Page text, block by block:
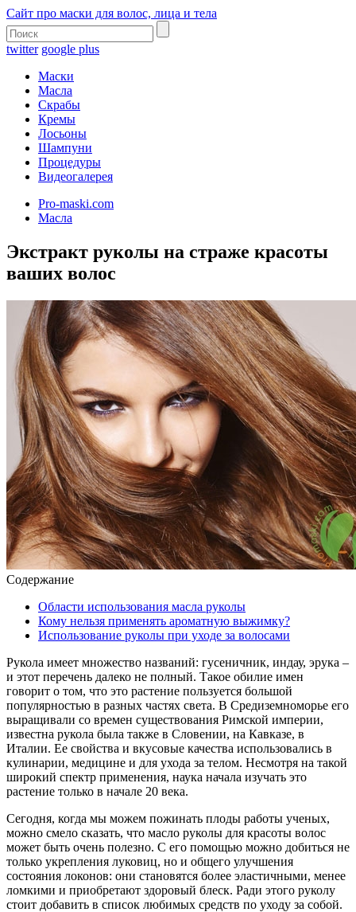
Сайт про маски для волос, лица и тела
twitter google plus
Маски
Масла
Скрабы
Кремы
Лосьоны
Шампуни
Процедуры
Видеогалерея
Pro-maski.com
Масла
Экстракт руколы на страже красоты
ваших волос
Содержание
Области использования масла руколы
Кому нельзя применять ароматную выжимку?
Использование руколы при уходе за волосами
Рукола имеет множество названий: гусеничник, индау, эрука –
и этот перечень далеко не полный. Такое обилие имен
говорит о том, что это растение пользуется большой
популярностью в разных частях света. В Средиземноморье его
выращивали со времен существования Римской империи,
известна рукола была также в Словении, на Кавказе, в
Италии. Ее свойства и вкусовые качества использовались в
кулинарии, медицине и для ухода за телом. Несмотря на такой
широкий спектр применения, наука начала изучать это
растение только в начале 20 века.
Сегодня, когда мы можем пожинать плоды работы ученых,
можно смело сказать, что масло руколы для красоты волос
может быть очень полезно. С его помощью можно добиться не
только укрепления луковиц, но и общего улучшения
состояния локонов: они становятся более эластичными, менее
ломкими и приобретают здоровый блеск. Ради этого руколу
стоит добавить в список любимых средств по уходу за собой.